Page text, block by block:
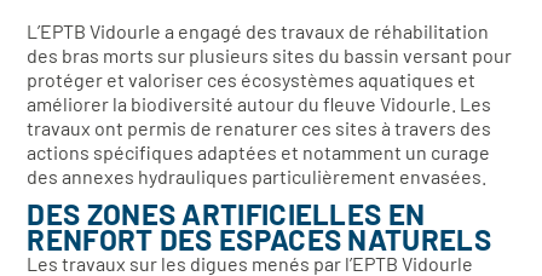
L’EPTB Vidourle a engagé des travaux de réhabilitation
des bras morts sur plusieurs sites du bassin versant pour
protéger et valoriser ces écosystèmes aquatiques et
améliorer la biodiversité autour du fleuve Vidourle. Les
travaux ont permis de renaturer ces sites à travers des
actions spécifiques adaptées et notamment un curage
des annexes hydrauliques particulièrement envasées.
DES ZONES ARTIFICIELLES EN
RENFORT DES ESPACES NATURELS
Les travaux sur les digues menés par l’EPTB Vidourle